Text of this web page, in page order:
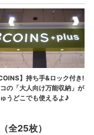
全25枚）